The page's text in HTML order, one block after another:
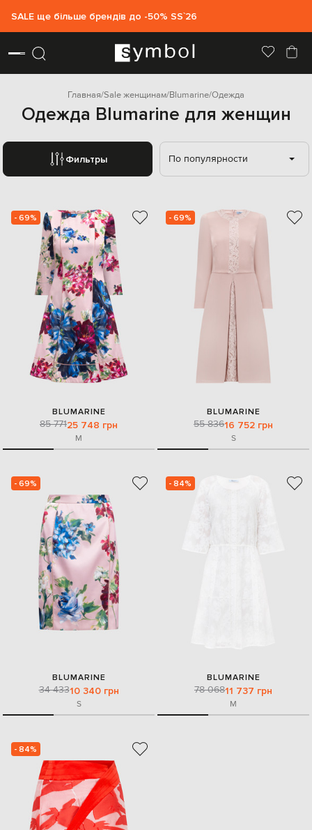
SALE ще більше брендів до -50% SS`26
Главная Sale женщинам Blumarine Одежда
Одежда Blumarine для женщин
Фильтры По популярности
- 69%
BLUMARINE
85 77125 748 грн
M
- 69%
BLUMARINE
55 83616 752 грн
S
- 69%
BLUMARINE
34 43310 340 грн
S
- 84%
BLUMARINE
78 06811 737 грн
M
- 84%